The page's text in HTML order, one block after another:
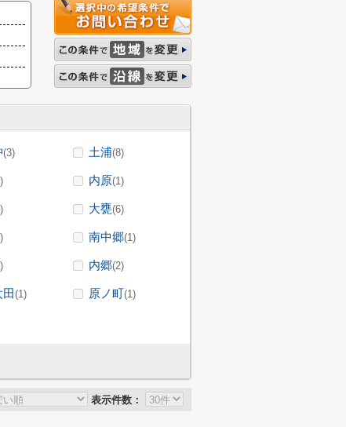
(3) 土浦(8)
内原(1)
大甕(6)
南中郷(1)
内郷(2)
(1) 原ノ町(1)
表示件数：